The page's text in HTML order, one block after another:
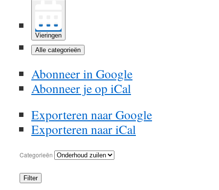
Vieringen
Alle categorieën
Abonneer inGoogle
Abonneer je op iCal
Exporteren naarGoogle
Exporteren naariCal
Categorieën
Filter
Categorieën